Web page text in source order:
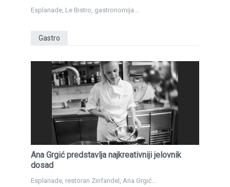
Esplanade, Le Bistro, gastronomija...
Gastro
Ana Grgić predstavlja najkreativniji jelovnik
dosad
Esplanade, restoran Zinfandel, Ana Grgić...